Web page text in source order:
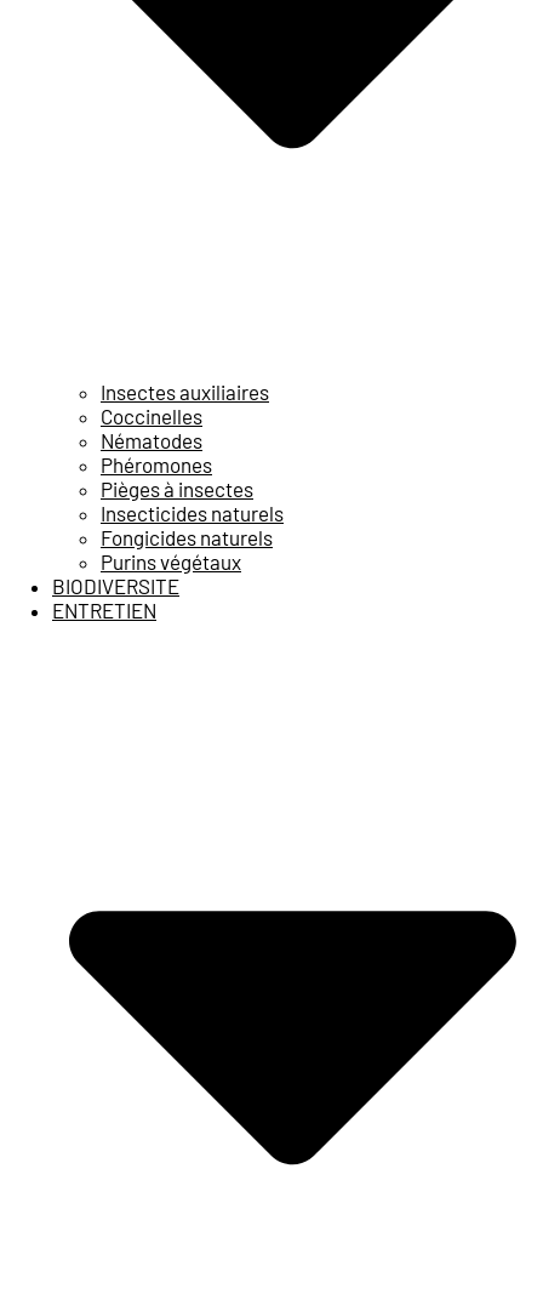
Insectes auxiliaires
Coccinelles
Nématodes
Phéromones
Pièges à insectes
Insecticides naturels
Fongicides naturels
Purins végétaux
BIODIVERSITE
ENTRETIEN